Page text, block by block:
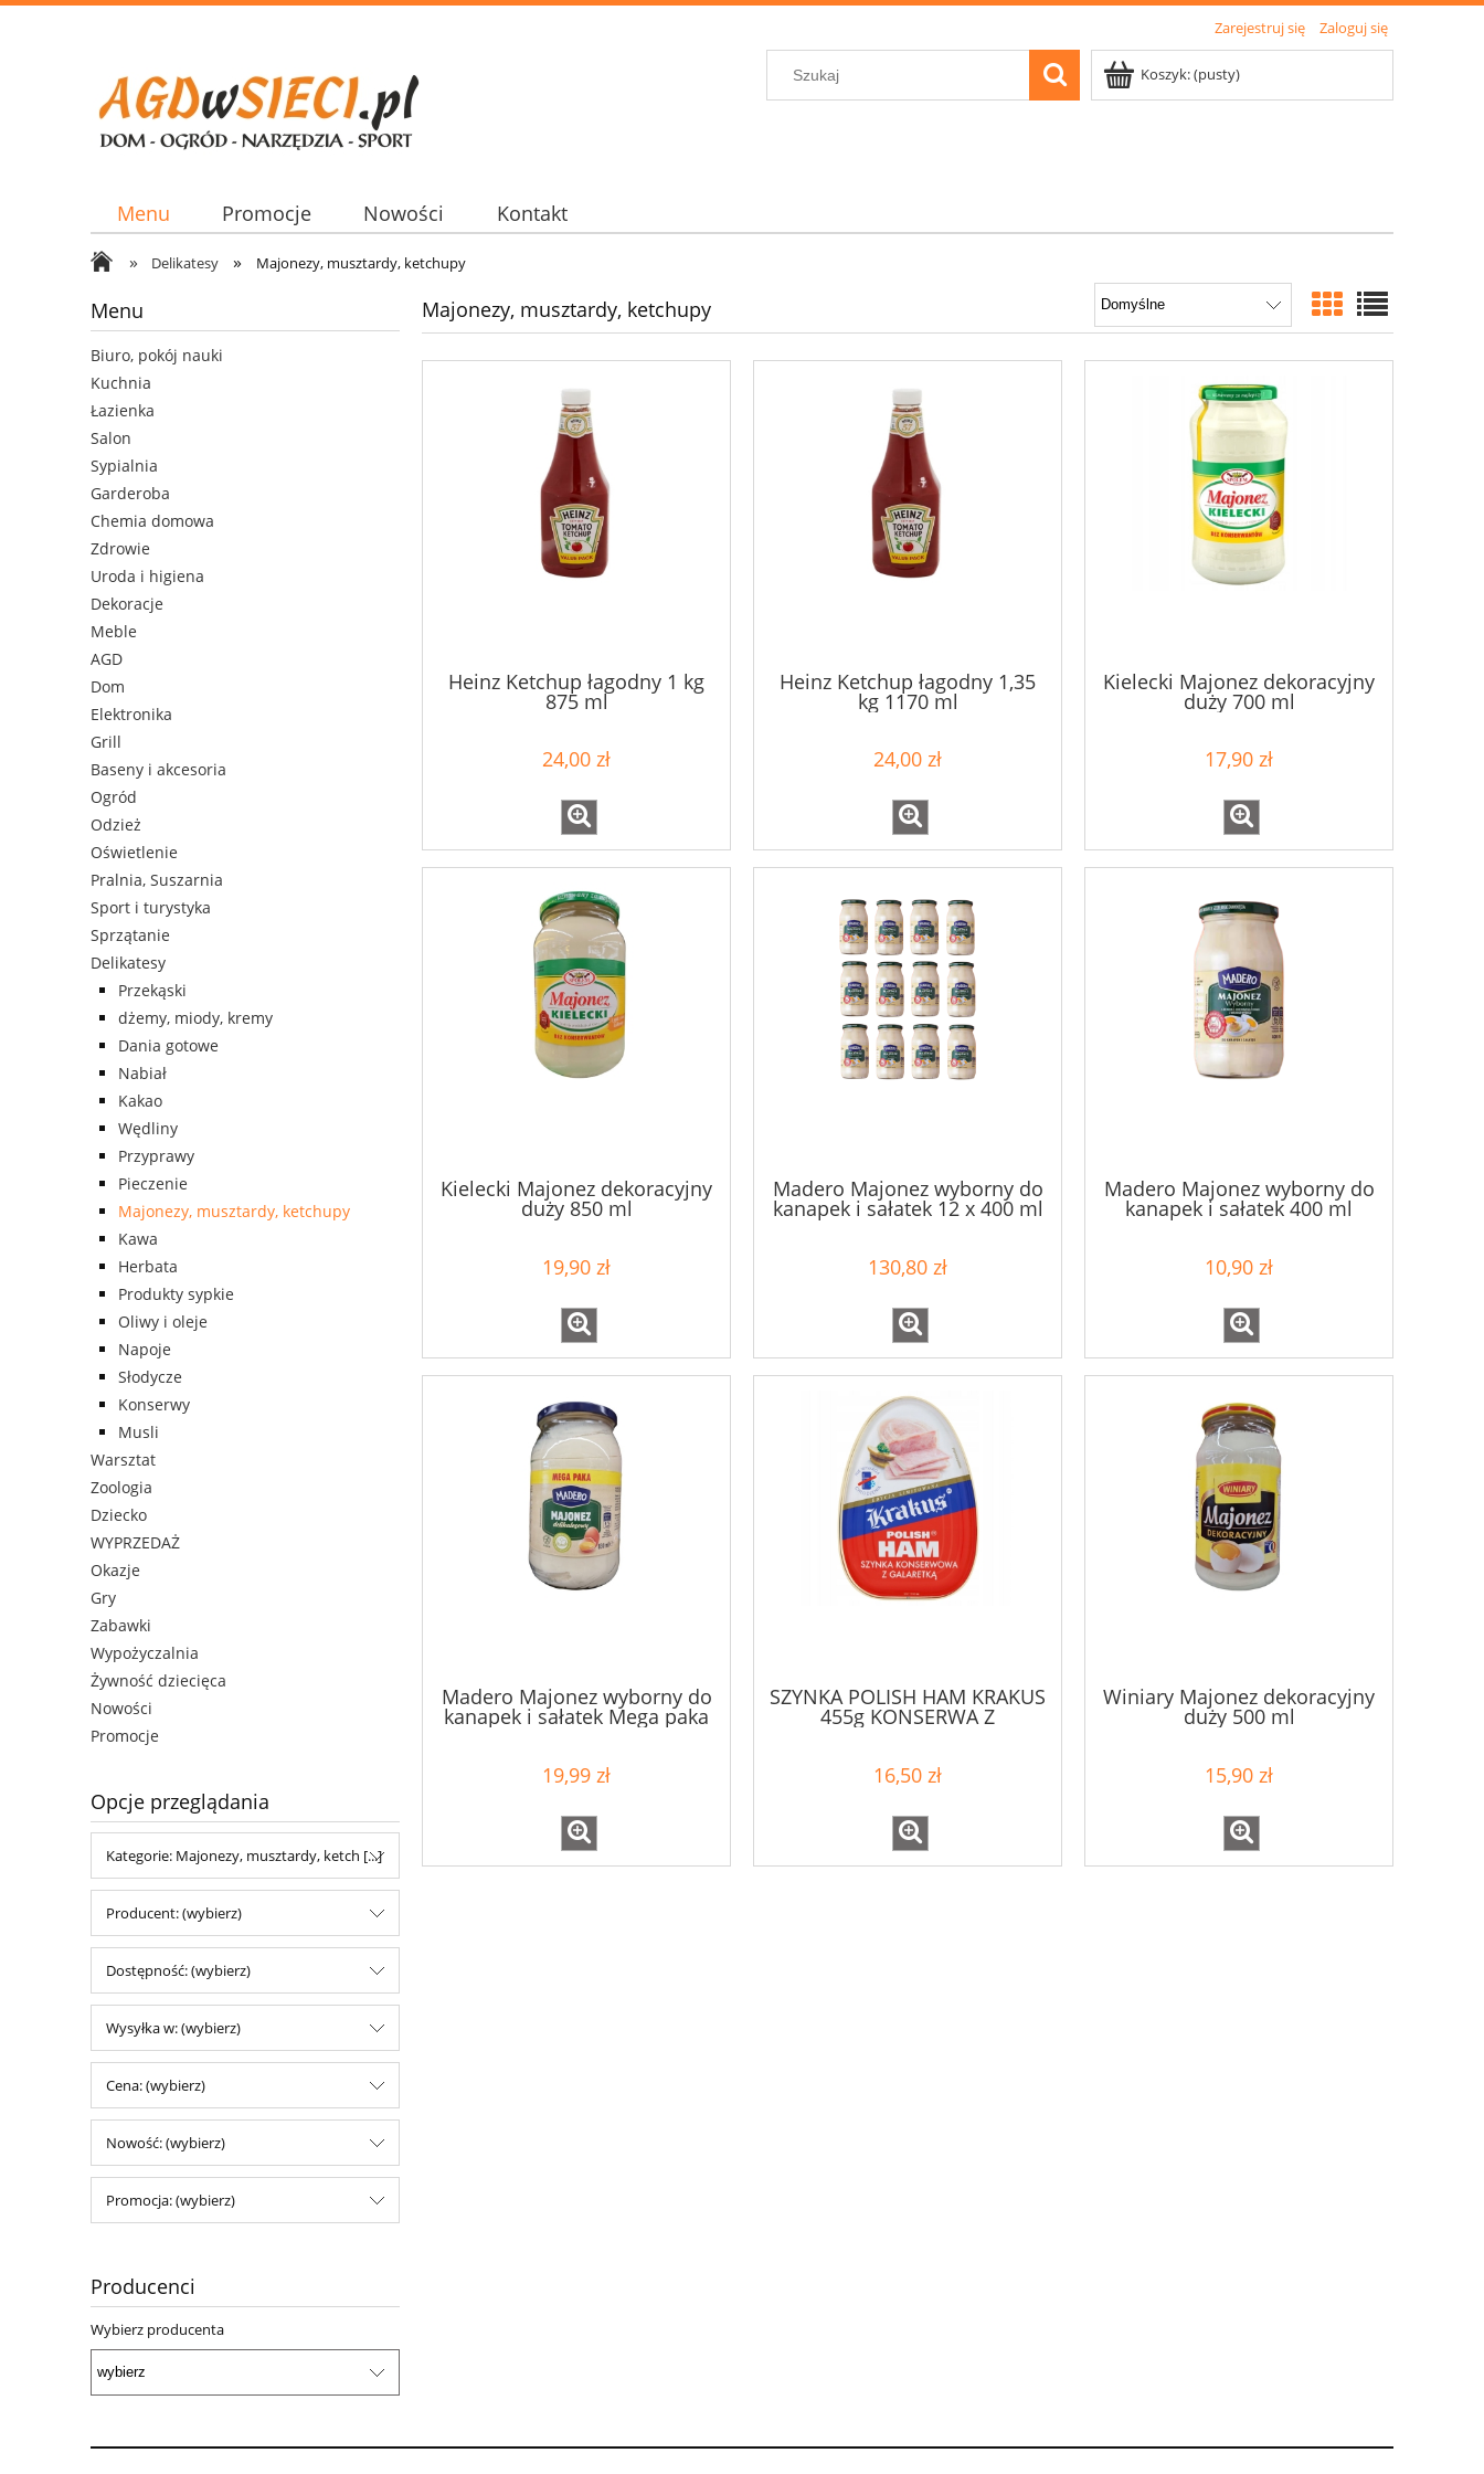
Zarejestruj się Zaloguj się
Koszyk:(pusty)
Menu Promocje Nowości Kontakt
» Delikatesy » Majonezy, musztardy, ketchupy
Menu
Biuro, pokój nauki
Kuchnia
Łazienka
Salon
Sypialnia
Garderoba
Chemia domowa
Zdrowie
Uroda i higiena
Dekoracje
Meble
AGD
Dom
Elektronika
Grill
Baseny i akcesoria
Ogród
Odzież
Oświetlenie
Pralnia, Suszarnia
Sport i turystyka
Sprzątanie
Delikatesy
Przekąski
dżemy, miody, kremy
Dania gotowe
Nabiał
Kakao
Wędliny
Przyprawy
Pieczenie
Majonezy, musztardy, ketchupy
Kawa
Herbata
Produkty sypkie
Oliwy i oleje
Napoje
Słodycze
Konserwy
Musli
Warsztat
Zoologia
Dziecko
WYPRZEDAŻ
Okazje
Gry
Zabawki
Wypożyczalnia
Żywność dziecięca
Nowości
Promocje
Opcje przeglądania
Kategorie: Majonezy, musztardy, ketch [...]
Producent: (wybierz)
Dostępność: (wybierz)
Wysyłka w: (wybierz)
Cena: (wybierz)
Nowość: (wybierz)
Promocja: (wybierz)
Producenci
Wybierz producenta
Majonezy, musztardy, ketchupy
Heinz Ketchup łagodny 1 kg
875 ml
24,00 zł
Heinz Ketchup łagodny 1,35
kg 1170 ml
24,00 zł
Kielecki Majonez dekoracyjny
duży 700 ml
17,90 zł
Kielecki Majonez dekoracyjny
duży 850 ml
19,90 zł
Madero Majonez wyborny do
kanapek i sałatek 12 x 400 ml
130,80 zł
Madero Majonez wyborny do
kanapek i sałatek 400 ml
10,90 zł
Madero Majonez wyborny do
kanapek i sałatek Mega paka
19,99 zł
SZYNKA POLISH HAM KRAKUS
455g KONSERWA Z
GALARETKĄ
16,50 zł
Winiary Majonez dekoracyjny
duży 500 ml
15,90 zł